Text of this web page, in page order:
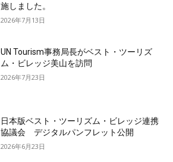
施しました。
2026年7月13日
UN Tourism事務局長がベスト・ツーリズ
ム・ビレッジ美山を訪問
2026年7月23日
日本版ベスト・ツーリズム・ビレッジ連携
協議会 デジタルパンフレット公開
2026年6月23日